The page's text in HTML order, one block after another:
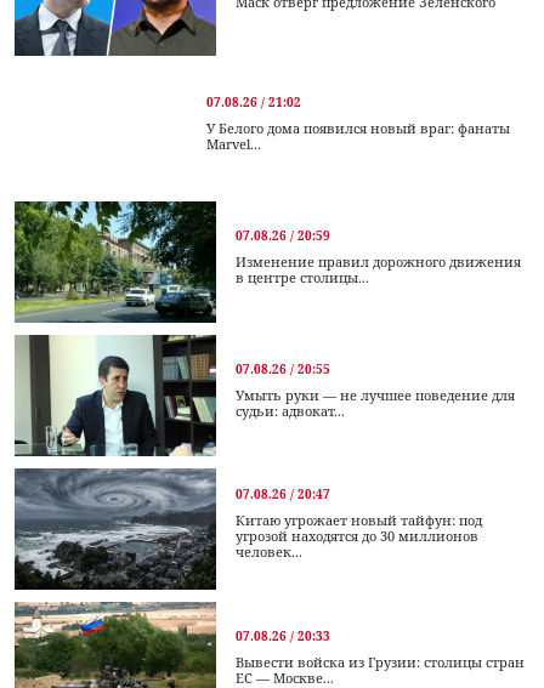
07.08.26 / 21:02
У Белого дома появился новый враг: фанаты
Marvel...
07.08.26 / 20:59
Изменение правил дорожного движения
в центре столицы...
07.08.26 / 20:55
Умыть руки — не лучшее поведение для
судьи: адвокат...
07.08.26 / 20:47
Китаю угрожает новый тайфун: под
угрозой находятся до 30 миллионов
человек...
07.08.26 / 20:33
Вывести войска из Грузии: столицы стран
ЕС — Москве...